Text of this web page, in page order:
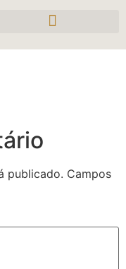
publicado. Campos